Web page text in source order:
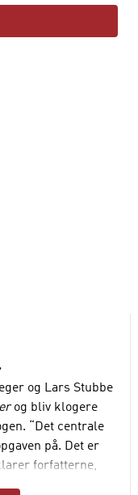
og Lars Stubbe
og bliv klogere
“Det centrale
på. Det er
forfatterne,